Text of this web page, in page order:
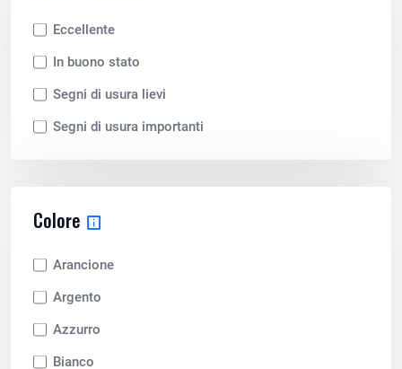
Eccellente
In buono stato
Segni di usura lievi
Segni di usura importanti
Colore
Arancione
Argento
Azzurro
Bianco